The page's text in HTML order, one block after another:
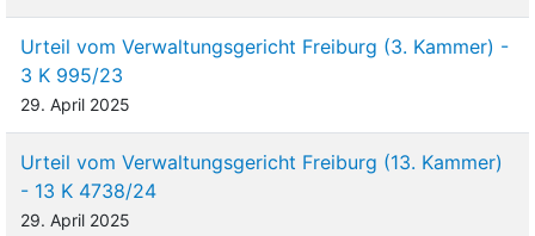
Urteil vom Verwaltungsgericht Freiburg (3. Kammer) -
3 K 995/23
29. April 2025
Urteil vom Verwaltungsgericht Freiburg (13. Kammer)
- 13 K 4738/24
29. April 2025